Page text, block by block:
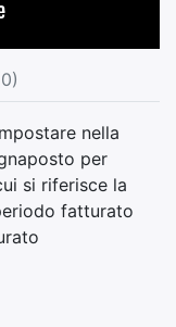
0)
nella
per
si riferisce la
fatturato